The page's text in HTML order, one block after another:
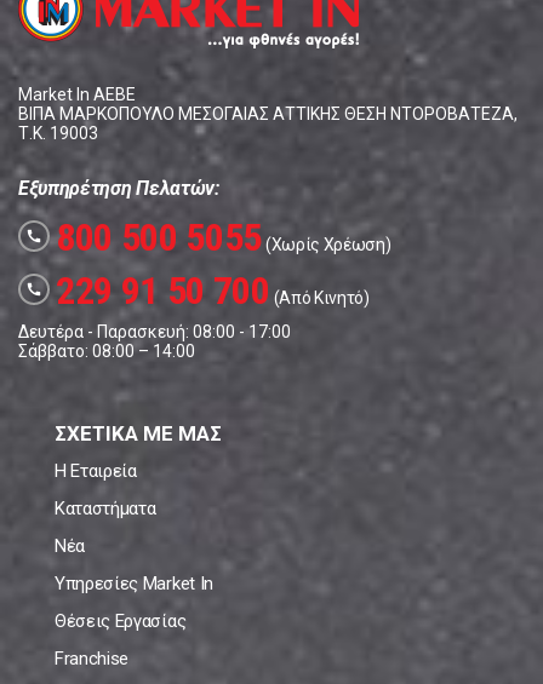
Market In ΑΕΒΕ
ΒΙΠΑ ΜΑΡΚΟΠΟΥΛΟ ΜΕΣΟΓΑΙΑΣ ΑΤΤΙΚΗΣ ΘΕΣΗ ΝΤΟΡΟΒΑΤΕΖΑ,
Τ.Κ. 19003
Εξυπηρέτηση Πελατών:
call 800 500 5055(Χωρίς Χρέωση)
call 229 91 50 700 (Από Κινητό)
Δευτέρα - Παρασκευή: 08:00 - 17:00
Σάββατο: 08:00 – 14:00
ΣΧΕΤΙΚΑ ΜΕ ΜΑΣ
Η Εταιρεία
Καταστήματα
Νέα
Υπηρεσίες Market In
Θέσεις Εργασίας
Franchise